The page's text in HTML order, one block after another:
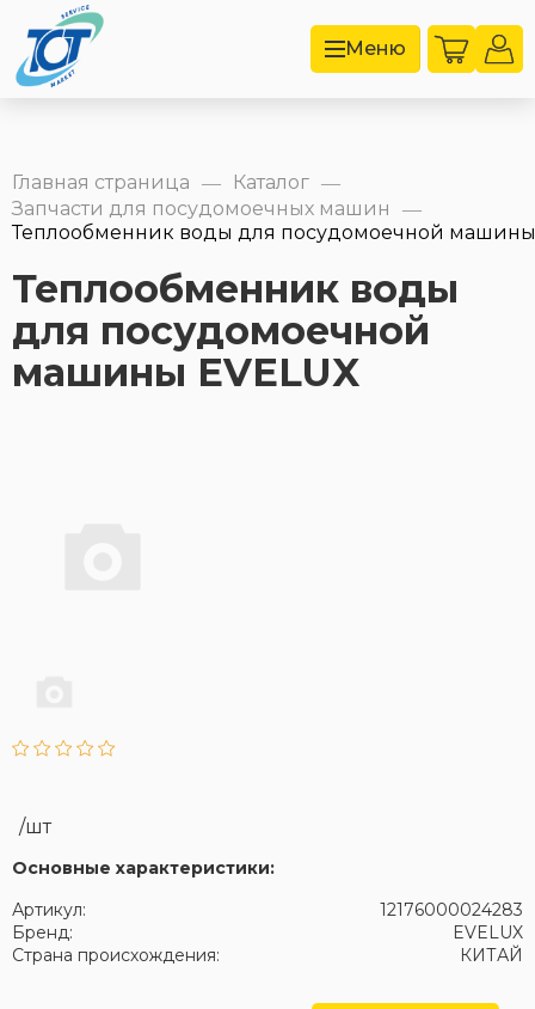
Меню
Главная страница — Каталог —
Запчасти для посудомоечных машин —
Теплообменник воды для посудомоечной машины
Теплообменник воды
для посудомоечной
машины EVELUX
/шт
Основные характеристики:
Артикул:
12176000024283
Бренд:
EVELUX
Страна происхождения:
КИТАЙ